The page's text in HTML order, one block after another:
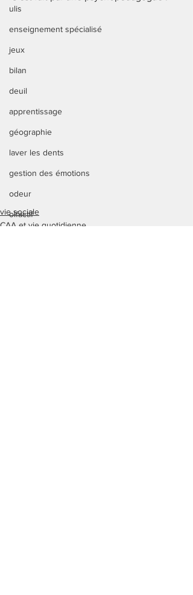
ulis
enseignement spécialisé
jeux
bilan
deuil
apprentissage
géographie
laver les dents
gestion des émotions
odeur
olfactif
vie sociale
CAA et vie quotidienne